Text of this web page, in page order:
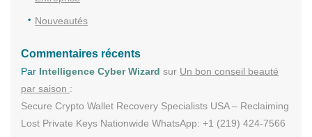
Nouveautés
Commentaires récents
Par Intelligence Cyber Wizard sur Un bon conseil beauté
par saison :
Secure Crypto Wallet Recovery Specialists USA – Reclaiming
Lost Private Keys Nationwide WhatsApp: +1 (219) 424-7566